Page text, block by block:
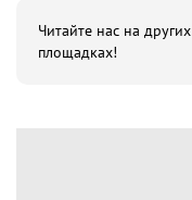
Читайте нас на других
площадках!